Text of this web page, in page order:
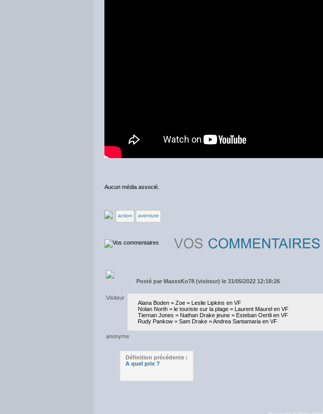
Aucun média associé.
action aventure
Posté par MaxxxKo78 (visiteur) le 31/05/2022 12:18:26
Alana Boden = Zoe = Leslie Lipkins en VF
Nolan North = le touriste sur la plage = Laurent Maurel en VF
Tiernan Jones = Nathan Drake jeune = Esteban Oertli en VF
Rudy Pankow = Sam Drake = Andrea Santamaria en VF
Définition précédente :
A quel prix ?